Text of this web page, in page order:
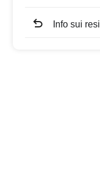
Info sui resi